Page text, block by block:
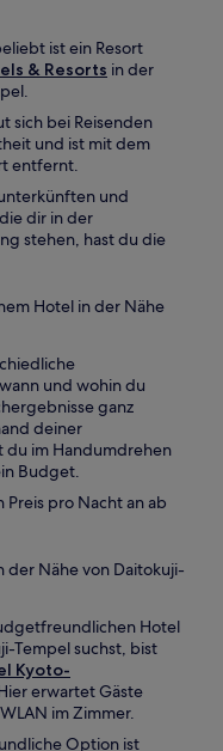
ist ein Resort
& Resorts in der
sich bei Reisenden
und ist mit dem
entfernt.
und
dir in der
stehen, hast du die
Hotel in der Nähe
und wohin du
ganz
deiner
du im Handumdrehen
Budget.
pro Nacht an ab
der Nähe von Daitokuji-
Hotel
Tempel suchst, bist
Kyoto-
erwartet Gäste
im Zimmer.
Option ist